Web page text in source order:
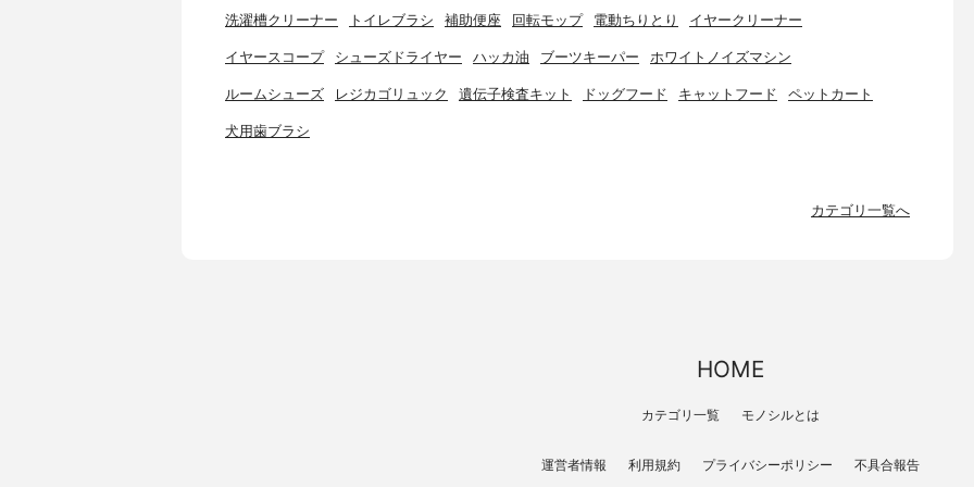
洗濯槽クリーナー トイレブラシ 補助便座 回転モップ 電動ちりとり イヤークリーナー
イヤースコープ シューズドライヤー ハッカ油 ブーツキーパー ホワイトノイズマシン
ルームシューズ レジカゴリュック 遺伝子検査キット ドッグフード キャットフード ペットカート
犬用歯ブラシ
カテゴリ一覧へ
HOME
カテゴリ一覧 モノシルとは
運営者情報 利用規約 プライバシーポリシー 不具合報告